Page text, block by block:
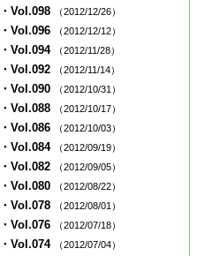
・Vol.098 （2012/12/26）
・Vol.096 （2012/12/12）
・Vol.094 （2012/11/28）
・Vol.092 （2012/11/14）
・Vol.090 （2012/10/31）
・Vol.088 （2012/10/17）
・Vol.086 （2012/10/03）
・Vol.084 （2012/09/19）
・Vol.082 （2012/09/05）
・Vol.080 （2012/08/22）
・Vol.078 （2012/08/01）
・Vol.076 （2012/07/18）
・Vol.074 （2012/07/04）